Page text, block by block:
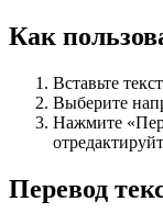
Как
Вставьте
Выберите
Нажмите
Перевод